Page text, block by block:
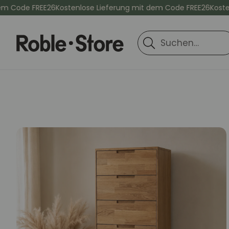
FREE26Kostenlose Lieferung mit dem Code FREE26
Suche